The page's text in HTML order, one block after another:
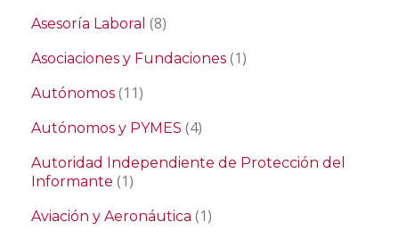
Asesoría Laboral (8)
Asociaciones y Fundaciones (1)
Autónomos (11)
Autónomos y PYMES (4)
Autoridad Independiente de Protección del
Informante (1)
Aviación y Aeronáutica (1)